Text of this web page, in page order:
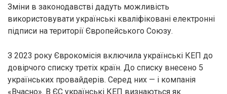
Зміни в законодавстві дадуть можливість
використовувати українські кваліфіковані електронні
підписи на території Європейського Союзу.
З 2023 року Єврокомісія включила українські КЕП до
довірчого списку третіх країн. До списку внесено 5
українських провайдерів. Серед них — і компанія
«Вчасно». В ЄС українські КЕП визнаються як